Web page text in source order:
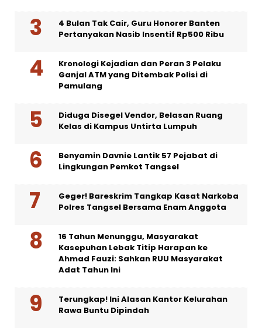
4 Bulan Tak Cair, Guru Honorer Banten
Pertanyakan Nasib Insentif Rp500 Ribu
Kronologi Kejadian dan Peran 3 Pelaku
Ganjal ATM yang Ditembak Polisi di
Pamulang
Diduga Disegel Vendor, Belasan Ruang
Kelas di Kampus Untirta Lumpuh
Benyamin Davnie Lantik 57 Pejabat di
Lingkungan Pemkot Tangsel
Geger! Bareskrim Tangkap Kasat Narkoba
Polres Tangsel Bersama Enam Anggota
16 Tahun Menunggu, Masyarakat
Kasepuhan Lebak Titip Harapan ke
Ahmad Fauzi: Sahkan RUU Masyarakat
Adat Tahun Ini
Terungkap! Ini Alasan Kantor Kelurahan
Rawa Buntu Dipindah